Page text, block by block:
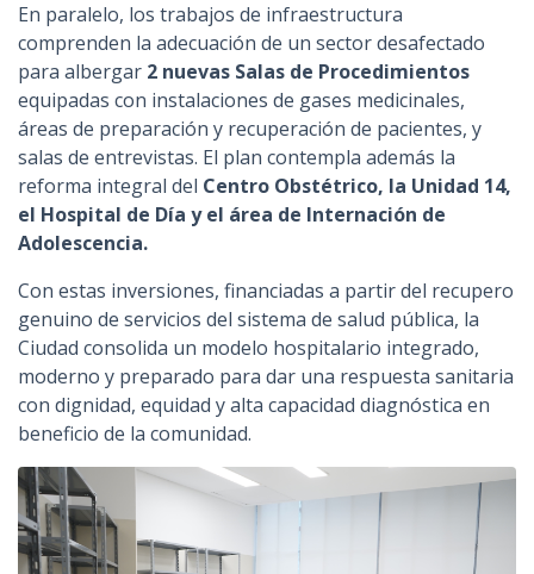
En paralelo, los trabajos de infraestructura
comprenden la adecuación de un sector desafectado
para albergar 2 nuevas Salas de Procedimientos
equipadas con instalaciones de gases medicinales,
áreas de preparación y recuperación de pacientes, y
salas de entrevistas. El plan contempla además la
reforma integral del Centro Obstétrico, la Unidad 14,
el Hospital de Día y el área de Internación de
Adolescencia.
Con estas inversiones, financiadas a partir del recupero
genuino de servicios del sistema de salud pública, la
Ciudad consolida un modelo hospitalario integrado,
moderno y preparado para dar una respuesta sanitaria
con dignidad, equidad y alta capacidad diagnóstica en
beneficio de la comunidad.